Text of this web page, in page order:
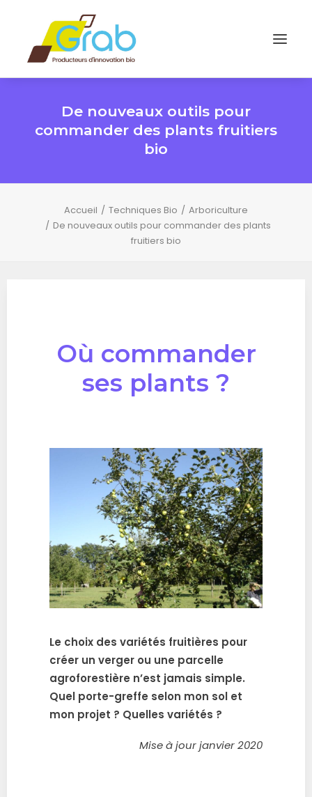
De nouveaux outils pour
commander des plants fruitiers
bio
Accueil Techniques Bio
Arboriculture
De nouveaux outils pour commander des plants
fruitiers bio
Où commander
ses plants ?
Le choix des variétés fruitières pour
créer un verger ou une parcelle
agroforestière n’est jamais simple.
Quel porte-greffe selon mon sol et
mon projet ? Quelles variétés ?
Mise à jour janvier 2020